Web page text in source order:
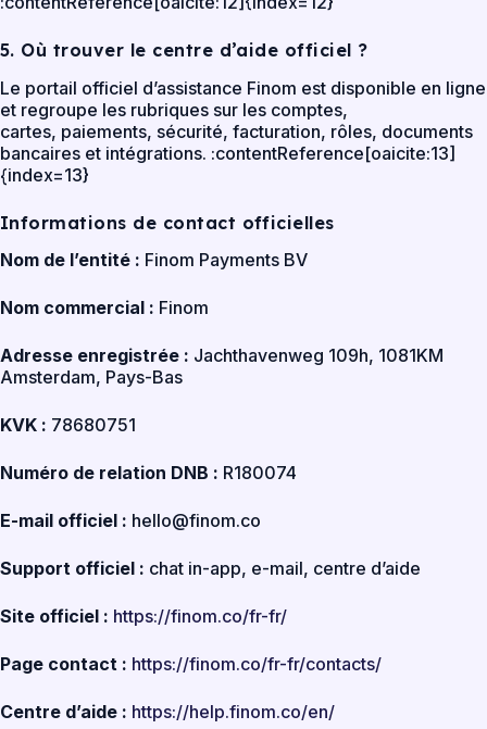
5. Où trouver le centre d’aide officiel ?
Le portail officiel d’assistance Finom est disponible en ligne
et regroupe les rubriques sur les comptes,
cartes, paiements, sécurité, facturation, rôles, documents
bancaires et intégrations. :contentReference[oaicite:13]
{index=13}
Informations de contact officielles
Nom de l’entité : Finom Payments BV
Nom commercial : Finom
Adresse enregistrée : Jachthavenweg 109h, 1081KM
Amsterdam, Pays-Bas
KVK : 78680751
Numéro de relation DNB : R180074
E-mail officiel : hello@finom.co
Support officiel : chat in-app, e-mail, centre d’aide
Site officiel : https://finom.co/fr-fr/
Page contact : https://finom.co/fr-fr/contacts/
Centre d’aide : https://help.finom.co/en/